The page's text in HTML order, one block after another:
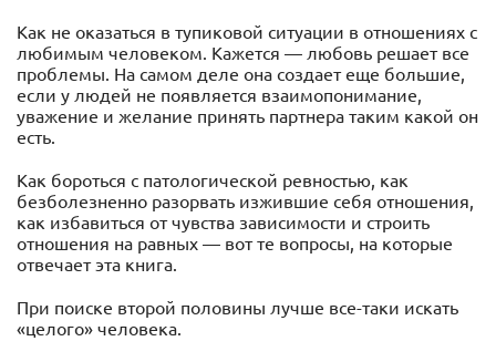
Как не оказаться в тупиковой ситуации в отношениях с
любимым человеком. Кажется — любовь решает все
проблемы. На самом деле она создает еще большие,
если у людей не появляется взаимопонимание,
уважение и желание принять партнера таким какой он
есть.
Как бороться с патологической ревностью, как
безболезненно разорвать изжившие себя отношения,
как избавиться от чувства зависимости и строить
отношения на равных — вот те вопросы, на которые
отвечает эта книга.
При поиске второй половины лучше все-таки искать
«целого» человека.